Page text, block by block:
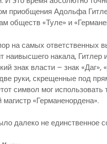
приобщения Адольфа
обществ «Туле» и
на самых ответственных
наивысшего накала, Гитлер
знак власти – знак «Даг»,
руки, скрещенные под
символ мог использовать
магистр «Германенордена».
далеко не единственное